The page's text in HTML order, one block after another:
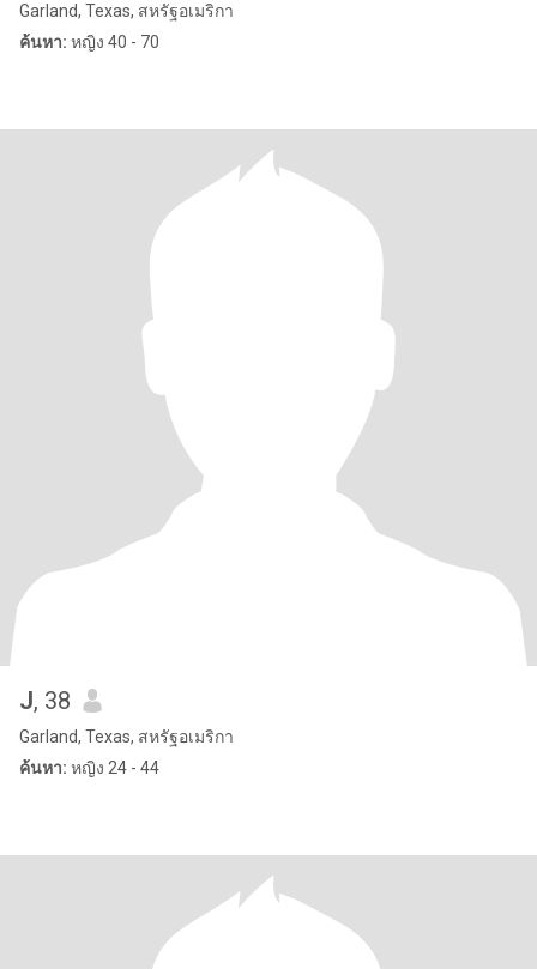
Garland, Texas, สหรัฐอเมริกา
ค้นหา: หญิง 40 - 70
J, 38
Garland, Texas, สหรัฐอเมริกา
ค้นหา: หญิง 24 - 44